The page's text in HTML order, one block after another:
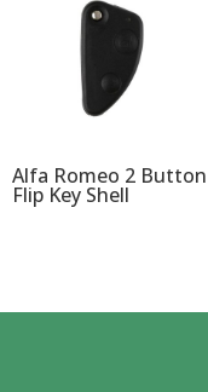
Alfa Romeo 2 Button
Flip Key Shell